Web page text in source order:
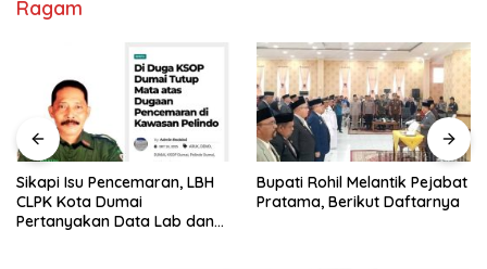
Ragam
Sikapi Isu Pencemaran, LBH
CLPK Kota Dumai
Pertanyakan Data Lab dan
Bupati Rohil Melantik Pejabat
Pratama, Berikut Daftarnya